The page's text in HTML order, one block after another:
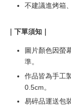
不建議進烤箱
｜下單須知｜
圖片顏色因螢
準。
作品皆為手工
0.5cm。
易碎品運送包